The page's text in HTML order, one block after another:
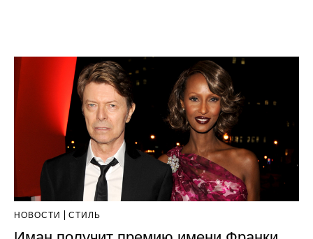
НОВОСТИ СТИЛЬ